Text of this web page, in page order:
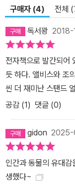
구매자 (4) 전체
독서꽝
전자책으로 발간되어
듯 하다. 앨비스와 조
씬 더 재미난 스탠드
공감 (1) 댓글 (0)
gidon
인간과 동물의 유대
생했다~